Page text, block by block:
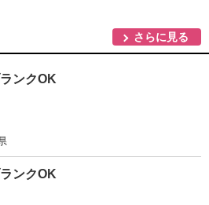
さらに見る
ンクOK
ンクOK